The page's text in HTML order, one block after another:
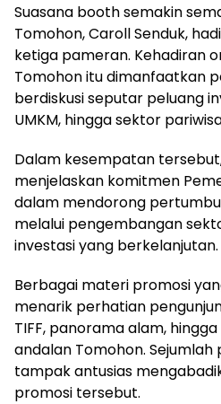
Suasana booth semakin
Tomohon, Caroll Senduk,
ketiga pameran. Kehadiran
Tomohon itu dimanfaatkan
berdiskusi seputar peluang
UMKM, hingga sektor
Dalam kesempatan
menjelaskan komitmen
dalam mendorong
melalui pengembangan
investasi yang berkelanjutan.
Berbagai materi promosi
menarik perhatian
TIFF, panorama alam,
andalan Tomohon. Sejumlah
tampak antusias
promosi tersebut.